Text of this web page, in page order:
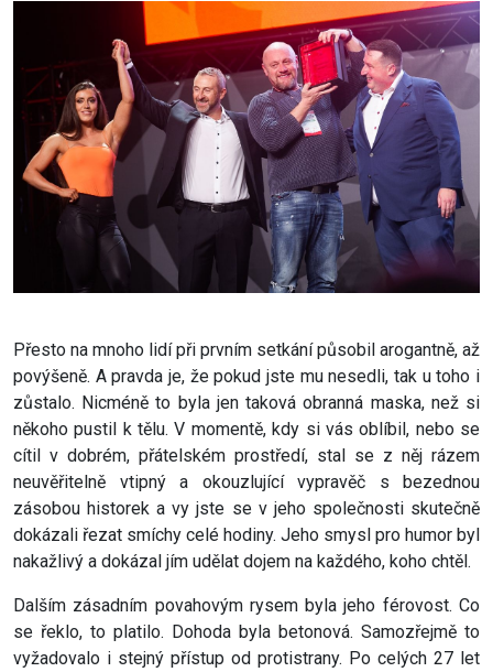
Přesto na mnoho lidí při prvním setkání působil arogantně, až
povýšeně. A pravda je, že pokud jste mu nesedli, tak u toho i
zůstalo. Nicméně to byla jen taková obranná maska, než si
někoho pustil k tělu. V momentě, kdy si vás oblíbil, nebo se
cítil v dobrém, přátelském prostředí, stal se z něj rázem
neuvěřitelně vtipný a okouzlující vypravěč s bezednou
zásobou historek a vy jste se v jeho společnosti skutečně
dokázali řezat smíchy celé hodiny. Jeho smysl pro humor byl
nakažlivý a dokázal jím udělat dojem na každého, koho chtěl.
Dalším zásadním povahovým rysem byla jeho férovost. Co
se řeklo, to platilo. Dohoda byla betonová. Samozřejmě to
vyžadovalo i stejný přístup od protistrany. Po celých 27 let